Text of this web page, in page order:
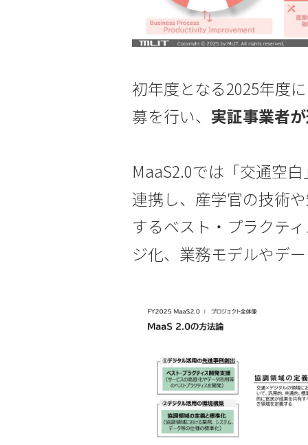
初年度となる2025年度
募を行い、 実証事業者
MaaS2.0では「交通空
連携し、産学官の技術
するベスト・プラクテ
ジ化、業務モデルやデ